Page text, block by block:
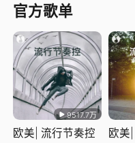
官方歌单
9517.7万
欧美| 流行节奏控 欧美